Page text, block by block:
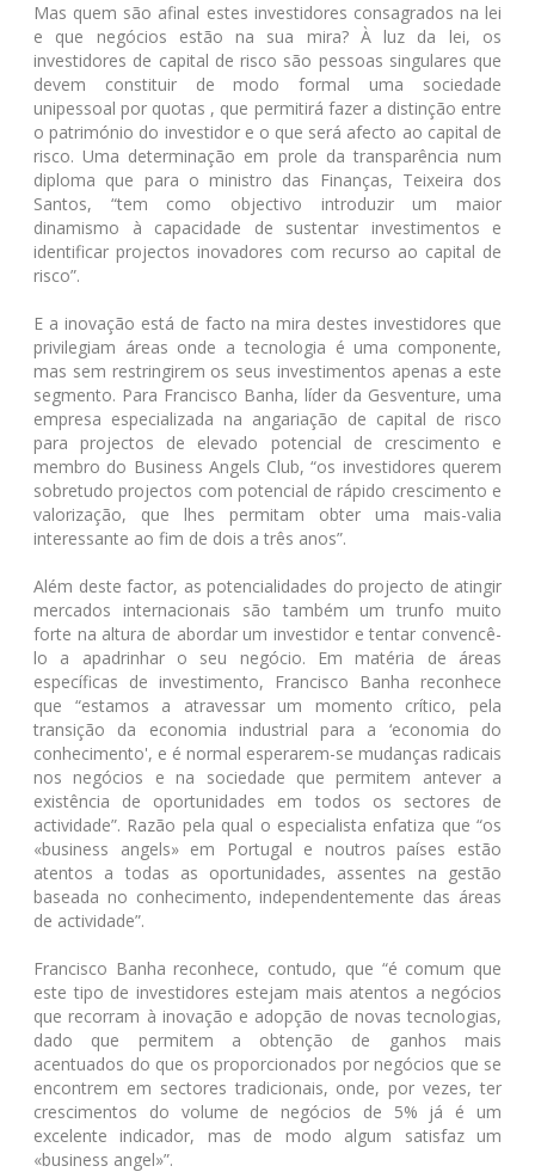
Mas quem são afinal estes investidores consagrados na lei
e que negócios estão na sua mira? À luz da lei, os
investidores de capital de risco são pessoas singulares que
devem constituir de modo formal uma sociedade
unipessoal por quotas , que permitirá fazer a distinção entre
o património do investidor e o que será afecto ao capital de
risco. Uma determinação em prole da transparência num
diploma que para o ministro das Finanças, Teixeira dos
Santos, “tem como objectivo introduzir um maior
dinamismo à capacidade de sustentar investimentos e
identificar projectos inovadores com recurso ao capital de
risco”.
E a inovação está de facto na mira destes investidores que
privilegiam áreas onde a tecnologia é uma componente,
mas sem restringirem os seus investimentos apenas a este
segmento. Para Francisco Banha, líder da Gesventure, uma
empresa especializada na angariação de capital de risco
para projectos de elevado potencial de crescimento e
membro do Business Angels Club, “os investidores querem
sobretudo projectos com potencial de rápido crescimento e
valorização, que lhes permitam obter uma mais-valia
interessante ao fim de dois a três anos”.
Além deste factor, as potencialidades do projecto de atingir
mercados internacionais são também um trunfo muito
forte na altura de abordar um investidor e tentar convencê-
lo a apadrinhar o seu negócio. Em matéria de áreas
específicas de investimento, Francisco Banha reconhece
que “estamos a atravessar um momento crítico, pela
transição da economia industrial para a ‘economia do
conhecimento', e é normal esperarem-se mudanças radicais
nos negócios e na sociedade que permitem antever a
existência de oportunidades em todos os sectores de
actividade”. Razão pela qual o especialista enfatiza que “os
«business angels» em Portugal e noutros países estão
atentos a todas as oportunidades, assentes na gestão
baseada no conhecimento, independentemente das áreas
de actividade”.
Francisco Banha reconhece, contudo, que “é comum que
este tipo de investidores estejam mais atentos a negócios
que recorram à inovação e adopção de novas tecnologias,
dado que permitem a obtenção de ganhos mais
acentuados do que os proporcionados por negócios que se
encontrem em sectores tradicionais, onde, por vezes, ter
crescimentos do volume de negócios de 5% já é um
excelente indicador, mas de modo algum satisfaz um
«business angel»”.